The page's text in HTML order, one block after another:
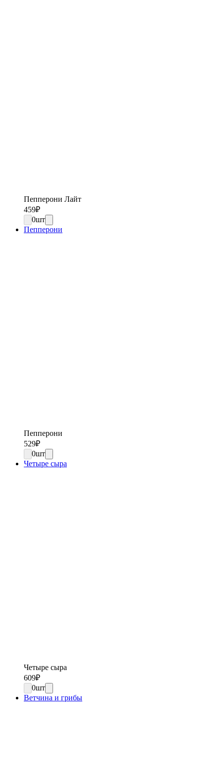
Пепперони Лайт
459₽
0шт
Пепперони
Пепперони
529₽
0шт
Четыре сыра
Четыре сыра
609₽
0шт
Ветчина и грибы